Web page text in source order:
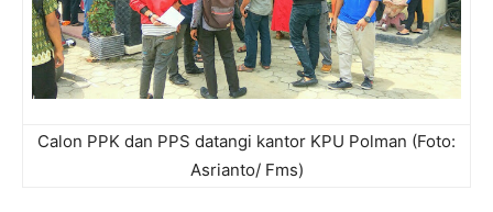
Calon PPK dan PPS datangi kantor KPU Polman (Foto:
Asrianto/ Fms)